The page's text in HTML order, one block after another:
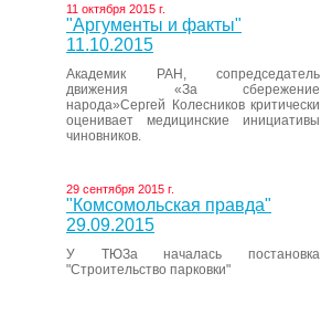
11 октября 2015 г.
"Аргументы и факты"
11.10.2015
Академик РАН, сопредседатель
движения «За сбережение
народа»Сергей Колесников критически
оценивает медицинские инициативы
чиновников.
29 сентября 2015 г.
"Комсомольская правда"
29.09.2015
У ТЮЗа началась постановка
"Строительство парковки"